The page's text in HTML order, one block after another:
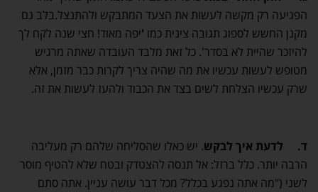
הפגיעה רק מקשה לעשות את הצעד המתבקש ולהתנצל.בלב גם
מקנן החשש לספוג תגובה צינית כמו 'יפה מאוד! חצי שנה לקח לך
להיזכר שהיית לא בסדר'. כל זאת מלבד העובדה שאתה מרגיש
מטופש לעשות עכשיו את מה שהיה צריך לקרות כבר מזמן, אלא
שרק עכשיו הצלחת לשים בצד את הכבוד ולהעז לעשות את זה.
ד. לדעת איך לבקש. יש כאלו שהסליחה שלהם רק מעליבה
הרבה יותר. כלל ברזל: אל תנסה להצטדק ובטח שלא להטיף מוסר
לשני ("מה אתה נפגע בכלל? מכל דבר עושה עניין. אתה סתם